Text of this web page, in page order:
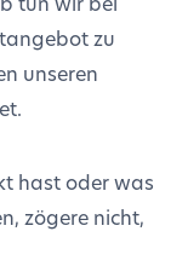
zu
unseren
hast oder was
zögere nicht,